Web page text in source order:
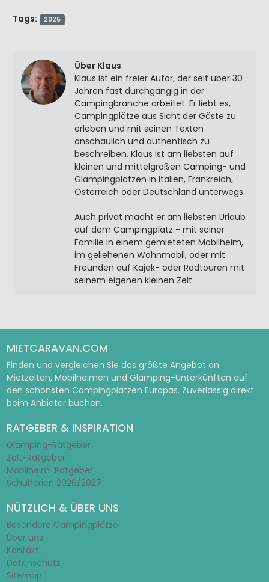
Tags: 2025
Über Klaus
Klaus ist ein freier Autor, der seit über 30
Jahren fast durchgängig in der
Campingbranche arbeitet. Er liebt es,
Campingplätze aus Sicht der Gäste zu
erleben und mit seinen Texten
anschaulich und authentisch zu
beschreiben. Klaus ist am liebsten auf
kleinen und mittelgroßen Camping- und
Glampingplätzen in Italien, Frankreich,
Österreich oder Deutschland unterwegs.
Auch privat macht er am liebsten Urlaub
auf dem Campingplatz - mit seiner
Familie in einem gemieteten Mobilheim,
im geliehenen Wohnmobil, oder mit
Freunden auf Kajak- oder Radtouren mit
seinem eigenen kleinen Zelt.
MIETCARAVAN.COM
Finden und vergleichen Sie das größte Angebot an
Mietzelten, Mobilheimen und Glamping-Unterkünften auf
den schönsten Campingplätzen Europas. Zuverlässig direkt
beim Anbieter buchen.
RATGEBER & INSPIRATION
Glamping-Ratgeber
Zelt-Ratgeber
Mobilheim-Ratgeber
Schulferien 2026/2027
NÜTZLICH & ÜBER UNS
Besondere Campingplätze
Über uns
Kontakt
Datenschutz
Sitemap